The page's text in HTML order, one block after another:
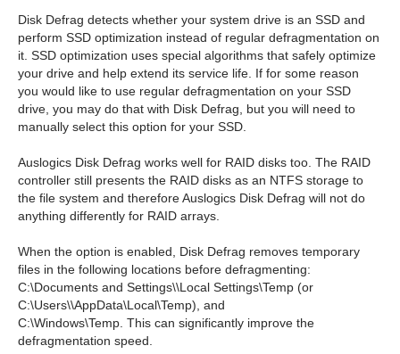
Disk Defrag detects whether your system drive is an SSD and
perform SSD optimization instead of regular defragmentation on
it. SSD optimization uses special algorithms that safely optimize
your drive and help extend its service life. If for some reason
you would like to use regular defragmentation on your SSD
drive, you may do that with Disk Defrag, but you will need to
manually select this option for your SSD.
Auslogics Disk Defrag works well for RAID disks too. The RAID
controller still presents the RAID disks as an NTFS storage to
the file system and therefore Auslogics Disk Defrag will not do
anything differently for RAID arrays.
When the option is enabled, Disk Defrag removes temporary
files in the following locations before defragmenting:
C:\Documents and Settings\\Local Settings\Temp (or
C:\Users\\AppData\Local\Temp), and
C:\Windows\Temp. This can significantly improve the
defragmentation speed.